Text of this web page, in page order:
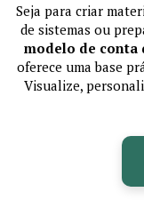
Seja para criar
de sistemas ou
modelo de conta
oferece uma base
Visualize,